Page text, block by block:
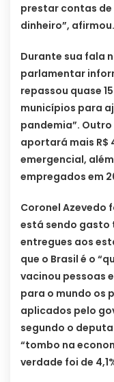
prestar contas de
dinheiro”, afirmou.
Durante sua fala
parlamentar
repassou quase
municípios para
pandemia”.
aportará mais R$
emergencial,
empregados em
Coronel Azevedo
está sendo gasto
entregues aos
que o Brasil é o
vacinou pessoas
para o mundo os
aplicados pelo
segundo o
“tombo na
verdade foi de